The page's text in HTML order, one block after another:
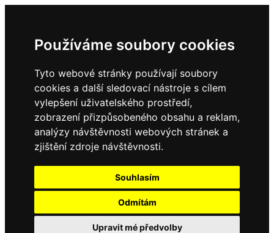
Používáme soubory cookies
Tyto webové stránky používají soubory
cookies a další sledovací nástroje s cílem
vylepšení uživatelského prostředí,
zobrazení přizpůsobeného obsahu a reklam,
analýzy návštěvnosti webových stránek a
zjištění zdroje návštěvnosti.
Souhlasím
Odmítám
Upravit mé předvolby